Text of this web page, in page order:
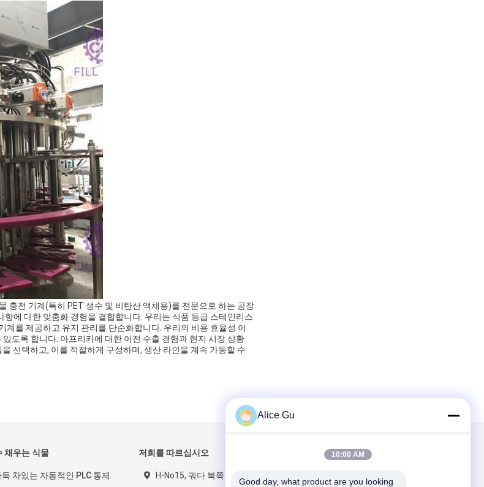
충전 기계(특히 PET 생수 및 비탄산 액체용)를 전문으로 하는 공장
에 대한 맞춤화 경험을 결합합니다. 우리는 식품 등급 스테인리스
를 제공하고 유지 관리를 단순화합니다. 우리의 비용 효율성 이
도록 합니다. 아프리카에 대한 이전 수출 경험과 현지 시장 상황
선택하고, 이를 적절하게 구성하며, 생산 라인을 계속 가동할 수
채우는 식물
득 차있는 자동적인 PLC 통제
저희를 따르십시오
H-No15, 궈다 북쪽 rd, 양스헤
우리를 메일
Alice Gu
10:00 AM
Good day, what product are you looking